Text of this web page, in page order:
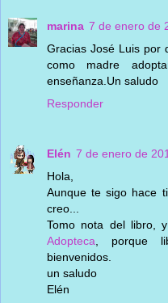
marina 7 de enero de
Gracias José Luis por
como madre
enseñanza.Un saludo
Responder
Elén 7 de enero de
Hola,
Aunque te sigo hace
creo...
Tomo nota del libro,
Adopteca, porque
bienvenidos.
un saludo
Elén